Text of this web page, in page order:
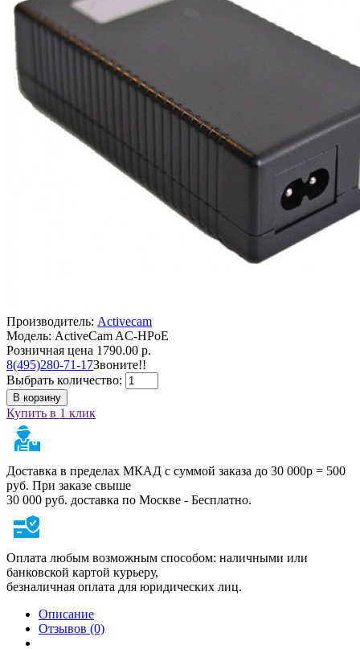
Производитель: Activecam
Модель: ActiveCam AC-HPoE
Розничная цена 1790.00 р.
8(495)280-71-17Звоните!!
Выбрать количество:
В корзину
Купить в 1 клик
Доставка в пределах МКАД с суммой заказа до 30 000р = 500
руб. При заказе свыше
30 000 руб. доставка по Москве - Бесплатно.
Оплата любым возможным способом: наличными или
банковской картой курьеру,
безналичная оплата для юридических лиц.
Описание
Отзывов (0)